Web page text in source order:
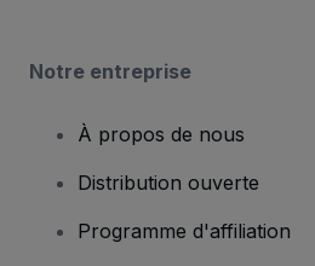
Notre entreprise
À propos de nous
Distribution ouverte
Programme d'affiliation